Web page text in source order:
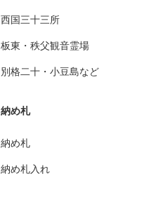
西国三十三所
板東・秩父観音霊場
別格二十・小豆島など
納め札
納め札
納め札入れ